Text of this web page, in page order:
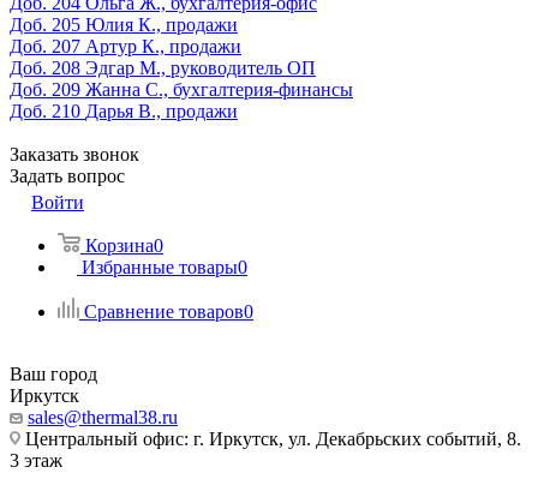
Доб. 205 Юлия К., продажи
Доб. 207 Артур К., продажи
Доб. 208 Эдгар М., руководитель ОП
Доб. 209 Жанна С., бухгалтерия-финансы
Доб. 210 Дарья В., продажи
Заказать звонок
Задать вопрос
Войти
Корзина0
Избранные товары0
Сравнение товаров0
Ваш город
Иркутск
sales@thermal38.ru
Центральный офис: г. Иркутск, ул. Декабрьских событий, 8.
3 этаж